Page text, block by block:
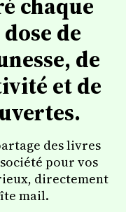
chaque
de
de
et de
des livres
pour vos
directement
mail.